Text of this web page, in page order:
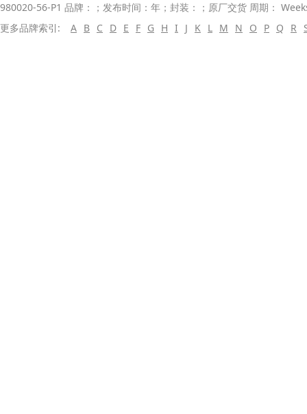
980020-56-P1 品牌：；发布时间：年；封装：；原厂交货 周期：
更多品牌索引:
A B C D E F G H I J K L M N O P Q R